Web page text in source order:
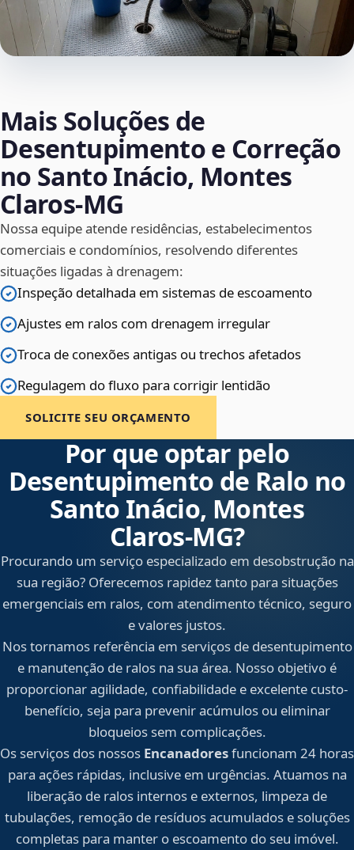
Mais Soluções de
Desentupimento e Correção
no Santo Inácio, Montes
Claros‑MG
Nossa equipe atende residências, estabelecimentos
comerciais e condomínios, resolvendo diferentes
situações ligadas à drenagem:
Inspeção detalhada em sistemas de escoamento
Ajustes em ralos com drenagem irregular
Troca de conexões antigas ou trechos afetados
Regulagem do fluxo para corrigir lentidão
SOLICITE SEU ORÇAMENTO
Por que optar pelo
Desentupimento de Ralo no
Santo Inácio, Montes
Claros‑MG?
Procurando um serviço especializado em desobstrução na
sua região? Oferecemos rapidez tanto para situações
emergenciais em ralos, com atendimento técnico, seguro
e valores justos.
Nos tornamos referência em serviços de desentupimento
e manutenção de ralos na sua área. Nosso objetivo é
proporcionar agilidade, confiabilidade e excelente custo-
benefício, seja para prevenir acúmulos ou eliminar
bloqueios sem complicações.
Os serviços dos nossos Encanadoresfuncionam 24 horas
para ações rápidas, inclusive em urgências. Atuamos na
liberação de ralos internos e externos, limpeza de
tubulações, remoção de resíduos acumulados e soluções
completas para manter o escoamento do seu imóvel.